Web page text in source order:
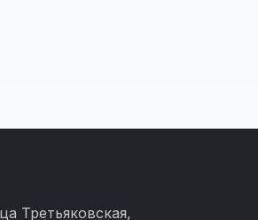
Третьяковская,